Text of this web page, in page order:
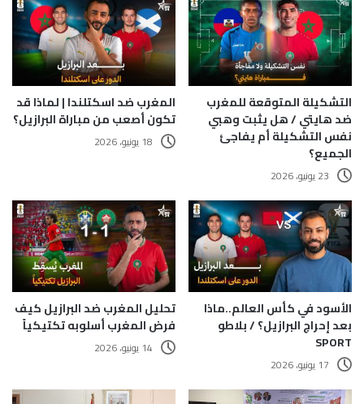
التشكيلة المتوقعة للمغرب
ضد هايتي / هل يثبت وهبي
نفس التشكيلة أم يفاجئ
الجميع؟
23 يونيو، 2026
المغرب ضد اسكتلندا | لماذا قد
تكون أصعب من مباراة البرازيل؟
18 يونيو، 2026
الأسود في كأس العالم..ماذا
بعد إحراج البرازيل؟ / بلاطو
SPORT
17 يونيو، 2026
تحليل المغرب ضد البرازيل كيف
فرض المغرب أسلوبه تكتيكياً
14 يونيو، 2026